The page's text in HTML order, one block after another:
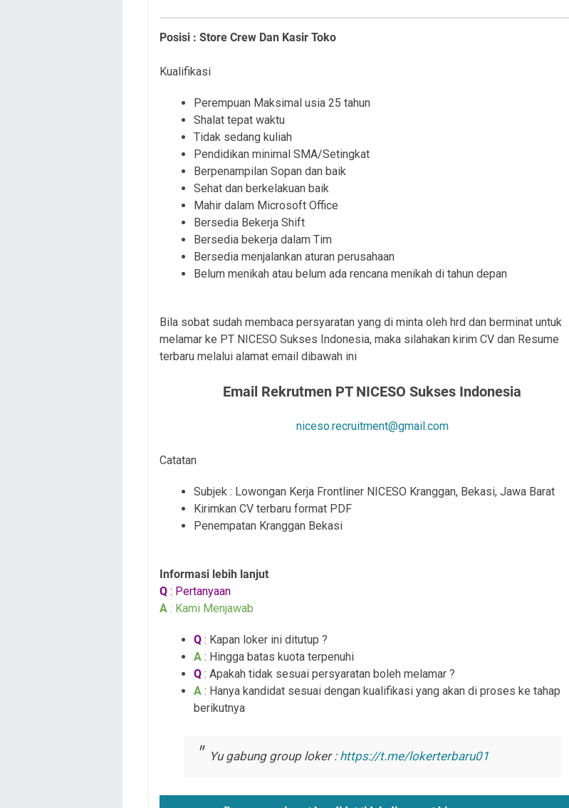
Posisi : Store Crew Dan Kasir Toko
Kualifikasi
Perempuan Maksimal usia 25 tahun
Shalat tepat waktu
Tidak sedang kuliah
Pendidikan minimal SMA/Setingkat
Berpenampilan Sopan dan baik
Sehat dan berkelakuan baik
Mahir dalam Microsoft Office
Bersedia Bekerja Shift
Bersedia bekerja dalam Tim
Bersedia menjalankan aturan perusahaan
Belum menikah atau belum ada rencana menikah di tahun depan
Bila sobat sudah membaca persyaratan yang di minta oleh hrd dan berminat untuk
melamar ke PT NICESO Sukses Indonesia, maka silahakan kirim CV dan Resume
terbaru melalui alamat email dibawah ini
Email Rekrutmen PT NICESO Sukses Indonesia
niceso.recruitment@gmail.com
Catatan
Subjek : Lowongan Kerja Frontliner NICESO Kranggan, Bekasi, Jawa Barat
Kirimkan CV terbaru format PDF
Penempatan Kranggan Bekasi
Informasi lebih lanjut
Q : Pertanyaan
A : Kami Menjawab
Q : Kapan loker ini ditutup ?
A : Hingga batas kuota terpenuhi
Q : Apakah tidak sesuai persyaratan boleh melamar ?
A : Hanya kandidat sesuai dengan kualifikasi yang akan di proses ke tahap
berikutnya
Yu gabung group loker : https://t.me/lokerterbaru01